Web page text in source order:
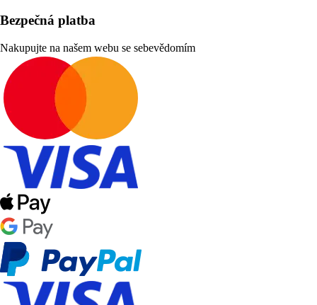
Bezpečná platba
Nakupujte na našem webu se sebevědomím